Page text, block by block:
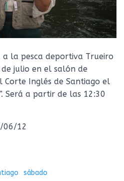
a la pesca deportiva Trueiro
julio en el salón de
Inglés de Santiago el
Será a partir de las 12:30
06/12
sábado